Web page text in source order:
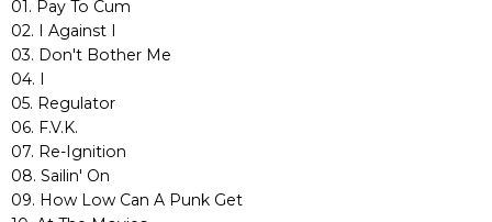
01. Pay To Cum
02. I Against I
03. Don't Bother Me
04. I
05. Regulator
06. F.V.K.
07. Re-Ignition
08. Sailin' On
09. How Low Can A Punk Get